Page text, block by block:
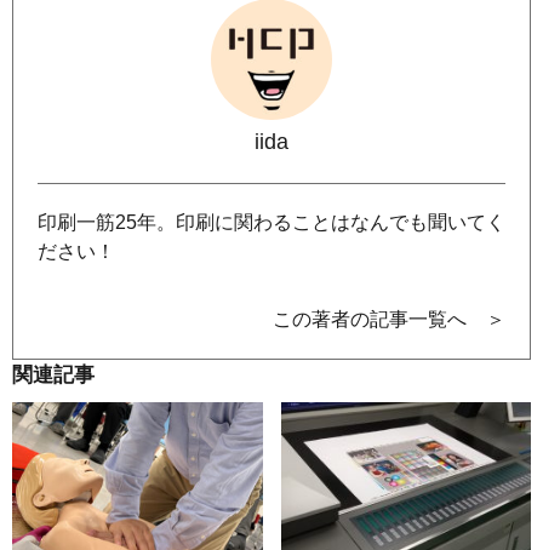
iida
印刷一筋25年。印刷に関わることはなんでも聞いてく
ださい！
この著者の記事一覧へ ＞
関連記事